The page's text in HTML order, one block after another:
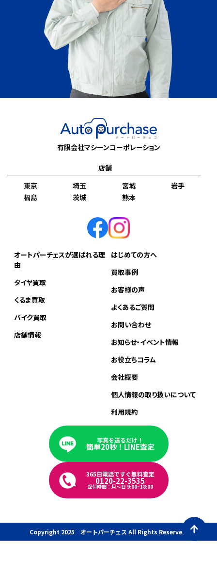
有限会社マシーンコーポレーション
店舗
東京
埼玉 宮城
岩手
福島
茨城 熊本
オートパーチェスが選ばれる理
由
タイヤ買取
くるま買取
バイク買取
店舗情報
はじめての方へ
買取事例
お客様の声
よくあるご質問
お問い合わせ
お知らせ・イベント情報
お役立ちコラム
会社概要
個人情報の取り扱いについて
利用規約
写真を送るだけ！
簡単20秒！LINE査定
365日電話ですぐ無料査定
0120-22-3535
受付時間：月〜日 9:00~18:00
Copyright 2025 オートパーチェス All Rights Reserved.